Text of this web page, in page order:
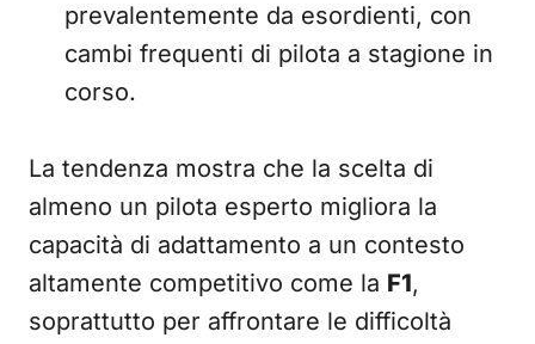
prevalentemente da esordienti, con
cambi frequenti di pilota a stagione in
corso.
La tendenza mostra che la scelta di
almeno un pilota esperto migliora la
capacità di adattamento a un contesto
altamente competitivo come la F1,
soprattutto per affrontare le difficoltà